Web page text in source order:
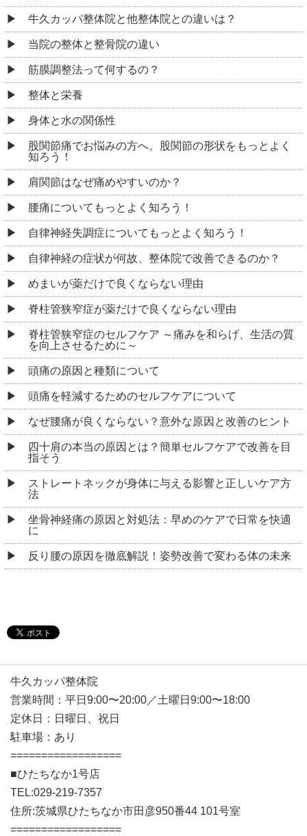
牛久カッパ整体院と他整体院との違いは？
当院の整体と整骨院の違い
筋膜調整法って何するの？
整体と栄養
身体と水の関係性
股関節痛でお悩みの方へ。股関節の形状をもっとよく
知ろう！
肩関節はなぜ痛めやすいのか？
腰痛についてもっとよく知ろう！
自律神経失調症についてもっとよく知ろう！
自律神経の症状が何故、整体院で改善できるのか？
めまいが薬だけで良くならない理由
脊柱管狭窄症が薬だけで良くならない理由
脊柱管狭窄症のセルフケア ～痛みを和らげ、生活の質
を向上させるために～
頭痛の原因と種類について
頭痛を軽減するためのセルフケアについて
なぜ腰痛が良くならない？意外な原因と改善のヒント
四十肩の本当の原因とは？簡単セルフケアで改善を目
指そう
ストレートネックが身体に与える影響と正しいケア方
法
坐骨神経痛の原因と対処法：早めのケアで日常を快適
に
反り腰の原因を徹底解説！姿勢改善で変わる体の未来
牛久カッパ整体院
営業時間：平日9:00〜20:00／土曜日9:00〜18:00
定休日：日曜日、祝日
駐車場：あり
==================
■ひたちなか1号店
TEL:029-219-7357
住所:茨城県ひたちなか市田彦950番44 101号室
==================